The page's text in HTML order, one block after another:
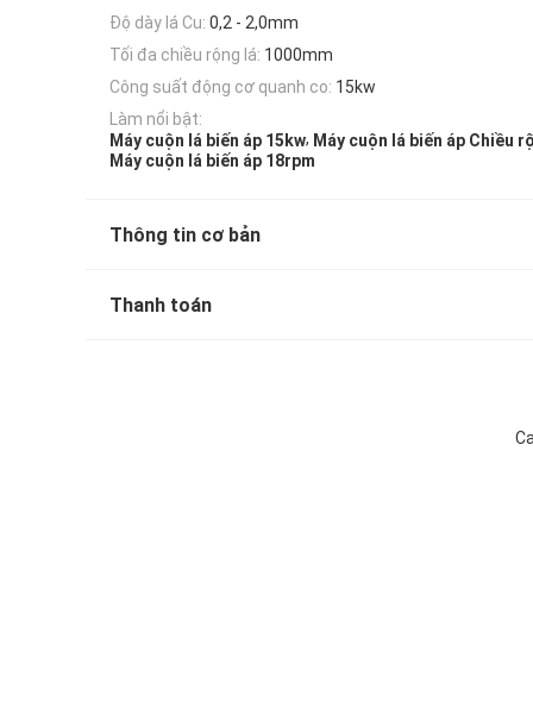
Độ dày lá Cu: 0,2 - 2,0mm
Tối đa chiều rộng lá: 1000mm
Công suất động cơ quanh co: 15kw
Làm nổi bật:
Máy cuộn lá biến áp 15kw, Máy cuộn lá biến áp Chiều
Máy cuộn lá biến áp 18rpm
Thông tin cơ bản
Thanh toán